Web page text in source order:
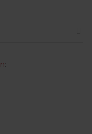
: